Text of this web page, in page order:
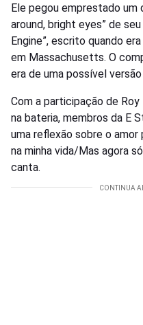
Ele pegou emprestado um
around, bright eyes” de
Engine”, escrito quando
em Massachusetts. O
era de uma possível
Com a participação de
na bateria, membros da E
uma reflexão sobre o amor
na minha vida/Mas agora
canta.